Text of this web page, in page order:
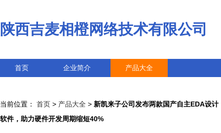
陕西吉麦相橙网络技术有限公司
首页 企业简介 产品大全
当前位置： 首页 > 产品大全 > 新凯来子公司发布两款国产自主EDA设计
软件，助力硬件开发周期缩短40%